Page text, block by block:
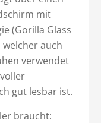
mit
(Gorilla Glass
auch
verwendet
gut lesbar ist.
braucht: